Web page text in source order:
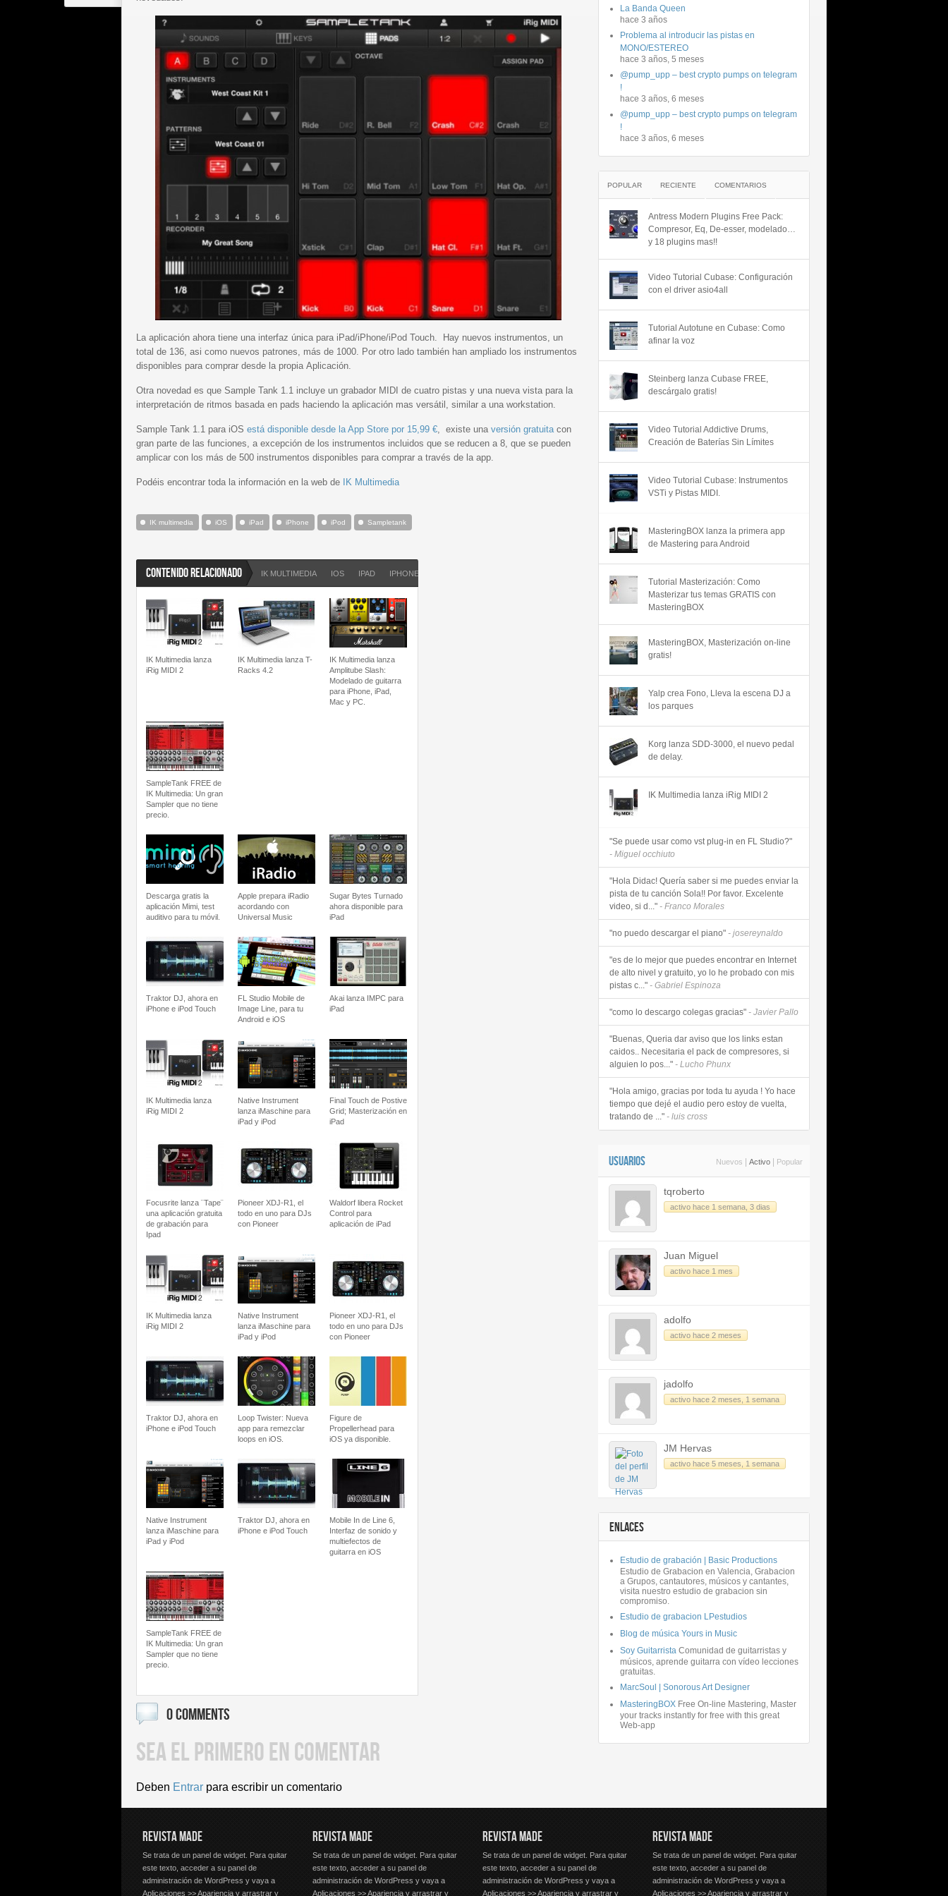
La aplicación ahora tiene una interfaz única para iPad/iPhone/iPod Touch. Hay nuevos instrumentos, un
total de 136, asi como nuevos patrones, más de 1000. Por otro lado también han ampliado los instrumentos
disponibles para comprar desde la propia Aplicación.
Otra novedad es que Sample Tank 1.1 incluye un grabador MIDI de cuatro pistas y una nueva vista para la
interpretación de ritmos basada en pads haciendo la aplicación mas versátil, similar a una workstation.
Sample Tank 1.1 para iOS está disponible desde la App Store por 15,99 €, existe una versión gratuitacon
gran parte de las funciones, a excepción de los instrumentos incluidos que se reducen a 8, que se pueden
amplicar con los más de 500 instrumentos disponibles para comprar a través de la app.
Podéis encontrar toda la información en la web de IK Multimedia
IK multimedia iOS iPad iPhone iPod Sampletank
CONTENIDO RELACIONADO IK MULTIMEDIA IOS IPAD IPHONE
IK Multimedia lanza
iRig MIDI 2
IK Multimedia lanza T-
Racks 4.2
IK Multimedia lanza
Amplitube Slash:
Modelado de guitarra
para iPhone, iPad,
Mac y PC.
SampleTank FREE de
IK Multimedia: Un gran
Sampler que no tiene
precio.
Descarga gratis la
aplicación Mimi, test
auditivo para tu móvil.
Apple prepara iRadio
acordando con
Universal Music
Sugar Bytes Turnado
ahora disponible para
iPad
Traktor DJ, ahora en
iPhone e iPod Touch
FL Studio Mobile de
Image Line, para tu
Android e iOS
Akai lanza IMPC para
iPad
IK Multimedia lanza
iRig MIDI 2
Native Instrument
lanza iMaschine para
iPad y iPod
Final Touch de Postive
Grid; Masterización en
iPad
Focusrite lanza ¨Tape¨
una aplicación gratuita
de grabación para
Ipad
Pioneer XDJ-R1, el
todo en uno para DJs
con Pioneer
Waldorf libera Rocket
Control para
aplicación de iPad
IK Multimedia lanza
iRig MIDI 2
Native Instrument
lanza iMaschine para
iPad y iPod
Pioneer XDJ-R1, el
todo en uno para DJs
con Pioneer
Traktor DJ, ahora en
iPhone e iPod Touch
Loop Twister: Nueva
app para remezclar
loops en iOS.
Figure de
Propellerhead para
iOS ya disponible.
Native Instrument
lanza iMaschine para
iPad y iPod
Traktor DJ, ahora en
iPhone e iPod Touch
Mobile In de Line 6,
Interfaz de sonido y
multiefectos de
guitarra en iOS
SampleTank FREE de
IK Multimedia: Un gran
Sampler que no tiene
precio.
0 COMMENTS
SEA EL PRIMERO EN COMENTAR
Deben Entrar para escribir un comentario
La Banda Queen
hace 3 años
Problema al introducir las pistas en
MONO/ESTEREO
hace 3 años, 5 meses
@pump_upp – best crypto pumps on telegram
!
hace 3 años, 6 meses
@pump_upp – best crypto pumps on telegram
!
hace 3 años, 6 meses
POPULAR RECIENTE COMENTARIOS
Antress Modern Plugins Free Pack:
Compresor, Eq, De-esser, modelado…
y 18 plugins mas!!
Video Tutorial Cubase: Configuración
con el driver asio4all
Tutorial Autotune en Cubase: Como
afinar la voz
Steinberg lanza Cubase FREE,
descárgalo gratis!
Video Tutorial Addictive Drums,
Creación de Baterías Sin Límites
Video Tutorial Cubase: Instrumentos
VSTi y Pistas MIDI.
MasteringBOX lanza la primera app
de Mastering para Android
Tutorial Masterización: Como
Masterizar tus temas GRATIS con
MasteringBOX
MasteringBOX, Masterización on-line
gratis!
Yalp crea Fono, Lleva la escena DJ a
los parques
Korg lanza SDD-3000, el nuevo pedal
de delay.
IK Multimedia lanza iRig MIDI 2
"Se puede usar como vst plug-in en FL Studio?"
- Miguel occhiuto
"Hola Didac! Quería saber si me puedes enviar la
pista de tu canción Sola!! Por favor. Excelente
video, si d..." - Franco Morales
"no puedo descargar el piano" - josereynaldo
"es de lo mejor que puedes encontrar en Internet
de alto nivel y gratuito, yo lo he probado con mis
pistas c..." - Gabriel Espinoza
"como lo descargo colegas gracias" - Javier Pallo
"Buenas, Queria dar aviso que los links estan
caidos.. Necesitaria el pack de compresores, si
alguien lo pos..." - Lucho Phunx
"Hola amigo, gracias por toda tu ayuda ! Yo hace
tiempo que dejé el audio pero estoy de vuelta,
tratando de ..." - luis cross
USUARIOS Nuevos Activo Popular
tqroberto
activo hace 1 semana, 3 dias
Juan Miguel
activo hace 1 mes
adolfo
activo hace 2 meses
jadolfo
activo hace 2 meses, 1 semana
JM Hervas
activo hace 5 meses, 1 semana
ENLACES
Estudio de grabación | Basic Productions
Estudio de Grabacion en Valencia, Grabacion
a Grupos, cantautores, músicos y cantantes,
visita nuestro estudio de grabacion sin
compromiso.
Estudio de grabacion LPestudios
Blog de música Yours in Music
Soy Guitarrista Comunidad de guitarristas y
músicos, aprende guitarra con vídeo lecciones
gratuitas.
MarcSoul | Sonorous Art Designer
MasteringBOX Free On-line Mastering, Master
your tracks instantly for free with this great
Web-app
REVISTA MADE
Se trata de un panel de widget. Para quitar
este texto, acceder a su panel de
administración de WordPress y vaya a
Aplicaciones >> Apariencia y arrastrar y
REVISTA MADE
Se trata de un panel de widget. Para quitar
este texto, acceder a su panel de
administración de WordPress y vaya a
Aplicaciones >> Apariencia y arrastrar y
REVISTA MADE
Se trata de un panel de widget. Para quitar
este texto, acceder a su panel de
administración de WordPress y vaya a
Aplicaciones >> Apariencia y arrastrar y
REVISTA MADE
Se trata de un panel de widget. Para quitar
este texto, acceder a su panel de
administración de WordPress y vaya a
Aplicaciones >> Apariencia y arrastrar y